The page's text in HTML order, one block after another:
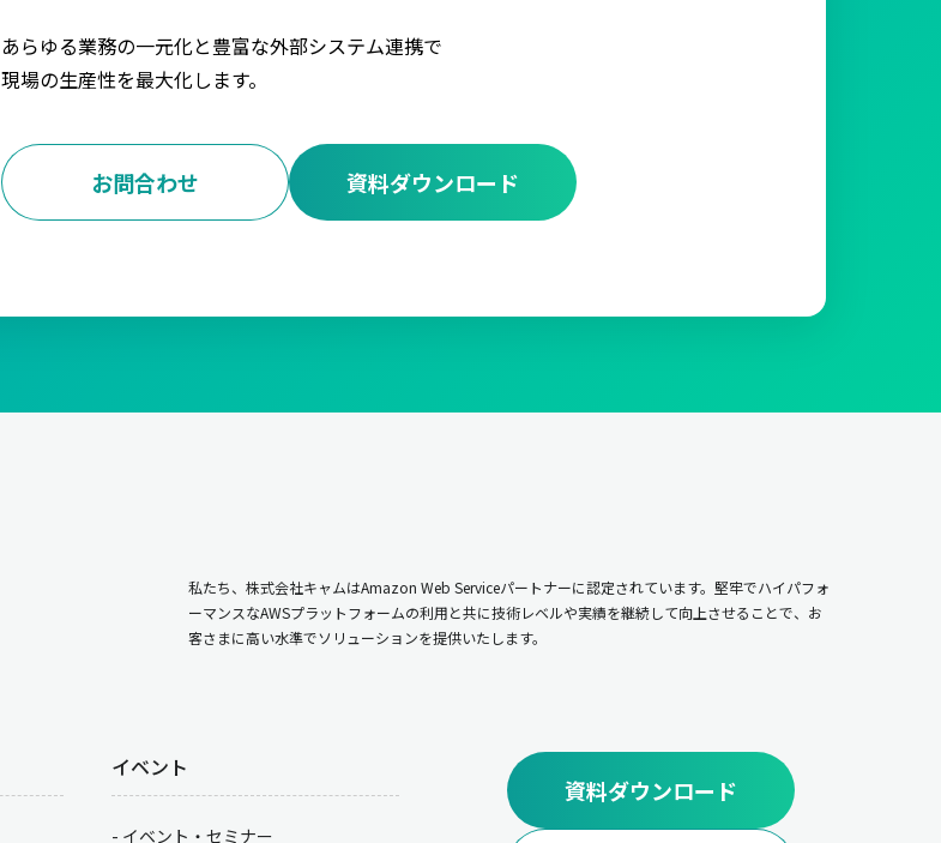
あらゆる業務の一元化と豊富な外部システム連携で
現場の生産性を最大化します。
資料ダウンロード
お問合わせ
私たち、株式会社キャムはAmazon Web Serviceパートナーに認定されています。堅牢でハイパフォ
ーマンスなAWSプラットフォームの利用と共に技術レベルや実績を継続して向上させることで、お
客さまに高い水準でソリューションを提供いたします。
イベント
イベント・セミナー
資料ダウンロード